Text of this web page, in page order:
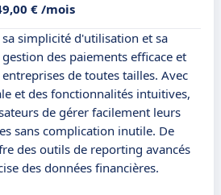
€ /mois
simplicité d'utilisation et sa
des paiements efficace et
de toutes tailles. Avec
et des fonctionnalités intuitives,
de gérer facilement leurs
sans complication inutile. De
des outils de reporting avancés
des données financières.